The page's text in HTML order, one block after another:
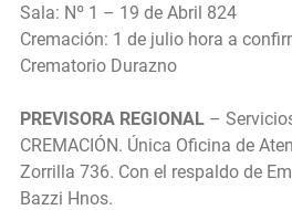
Sala: Nº 1 – 19 de Abril 824
Cremación: 1 de julio hora a
Crematorio Durazno
PREVISORA REGIONAL –
CREMACIÓN. Única Oficina de
Zorrilla 736. Con el respaldo de
Bazzi Hnos.